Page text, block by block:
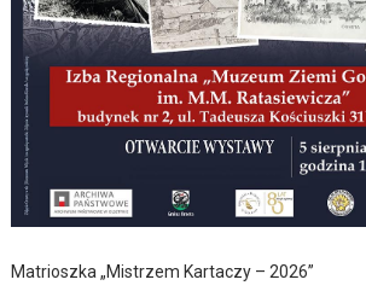
Matrioszka „Mistrzem Kartaczy – 2026”